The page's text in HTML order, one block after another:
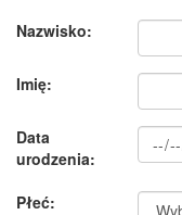
Nazwisko:
Imię:
Data
urodzenia:
Płeć: